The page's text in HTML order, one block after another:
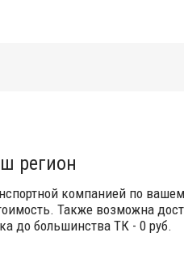
регион
компанией по
Также возможна
до большинства ТК - 0 руб.